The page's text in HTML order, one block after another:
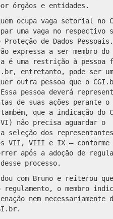
órgãos e entidades.
ocupa vaga setorial no
uma vaga no respectivo
Proteção de Dados
expressa a ser membro
é uma restrição à pessoa
entretanto, pode ser um
outra pessoa que o
pessoa deverá
de suas ações perante o
que a indicação do
não precisa aguardar o
seleção dos representantes
VII, VIII e IX –
após a adoção de
processo.
com Bruno e reiterou
o membro
nem necessariamente